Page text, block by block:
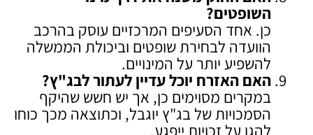
השופטים?
כן. אחד הסעיפים המרכזיים עוסק בהרכב
הוועדה לבחירת שופטים וביכולת הממשלה
להשפיע יותר על המינויים.
האם האזרח יוכל עדיין לעתור לבג"ץ?
במקרים מסוימים כן, אך יש חשש שהיקף
הסמכויות של בג"ץ יוגבל, וכתוצאה מכך כוחו
להגן על זכויות ייפגע.